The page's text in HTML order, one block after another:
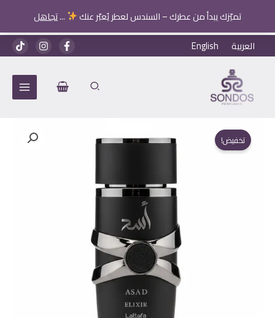
تميّزك يبدأ من عطرك – السندس لعطر يُعبّر عنك ...تجاهل
تخطي
إلى
العربية English
تخفيض!